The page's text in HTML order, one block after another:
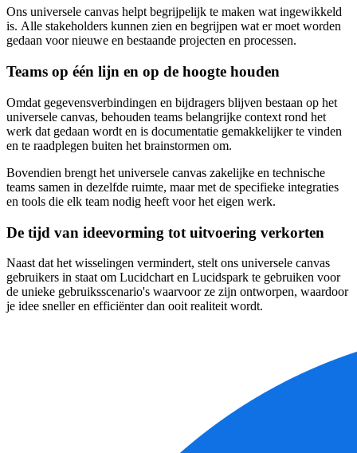
Ons universele canvas helpt begrijpelijk te maken wat ingewikkeld
is. Alle stakeholders kunnen zien en begrijpen wat er moet worden
gedaan voor nieuwe en bestaande projecten en processen.
Teams op één lijn en op de hoogte houden
Omdat gegevensverbindingen en bijdragers blijven bestaan op het
universele canvas, behouden teams belangrijke context rond het
werk dat gedaan wordt en is documentatie gemakkelijker te vinden
en te raadplegen buiten het brainstormen om.
Bovendien brengt het universele canvas zakelijke en technische
teams samen in dezelfde ruimte, maar met de specifieke integraties
en tools die elk team nodig heeft voor het eigen werk.
De tijd van ideevorming tot uitvoering verkorten
Naast dat het wisselingen vermindert, stelt ons universele canvas
gebruikers in staat om Lucidchart en Lucidspark te gebruiken voor
de unieke gebruiksscenario's waarvoor ze zijn ontworpen, waardoor
je idee sneller en efficiënter dan ooit realiteit wordt.